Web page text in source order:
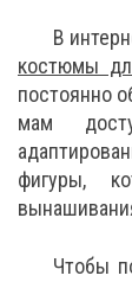
В
костюмы
постоянно
мам
фигуры,
Чтобы